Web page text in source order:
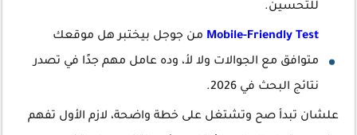
للتحسين.
Mobile-Friendly Test من جوجل بيختبر هل موقعك
متوافق مع الجوالات ولا لأ، وده عامل مهم جدًا في تصدر
نتائج البحث في 2026.
علشان تبدأ صح وتشتغل على خطة واضحة، لازم الأول تفهم